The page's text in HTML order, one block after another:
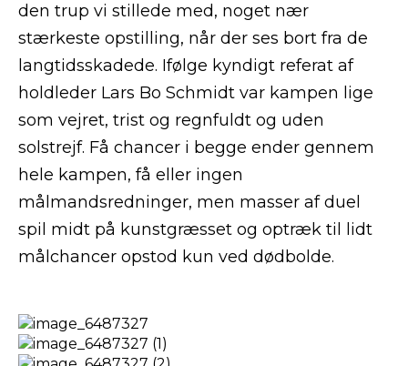
den trup vi stillede med, noget nær
stærkeste opstilling, når der ses bort fra de
langtidsskadede. Ifølge kyndigt referat af
holdleder Lars Bo Schmidt var kampen lige
som vejret, trist og regnfuldt og uden
solstrejf. Få chancer i begge ender gennem
hele kampen, få eller ingen
målmandsredninger, men masser af duel
spil midt på kunstgræsset og optræk til lidt
målchancer opstod kun ved dødbolde.